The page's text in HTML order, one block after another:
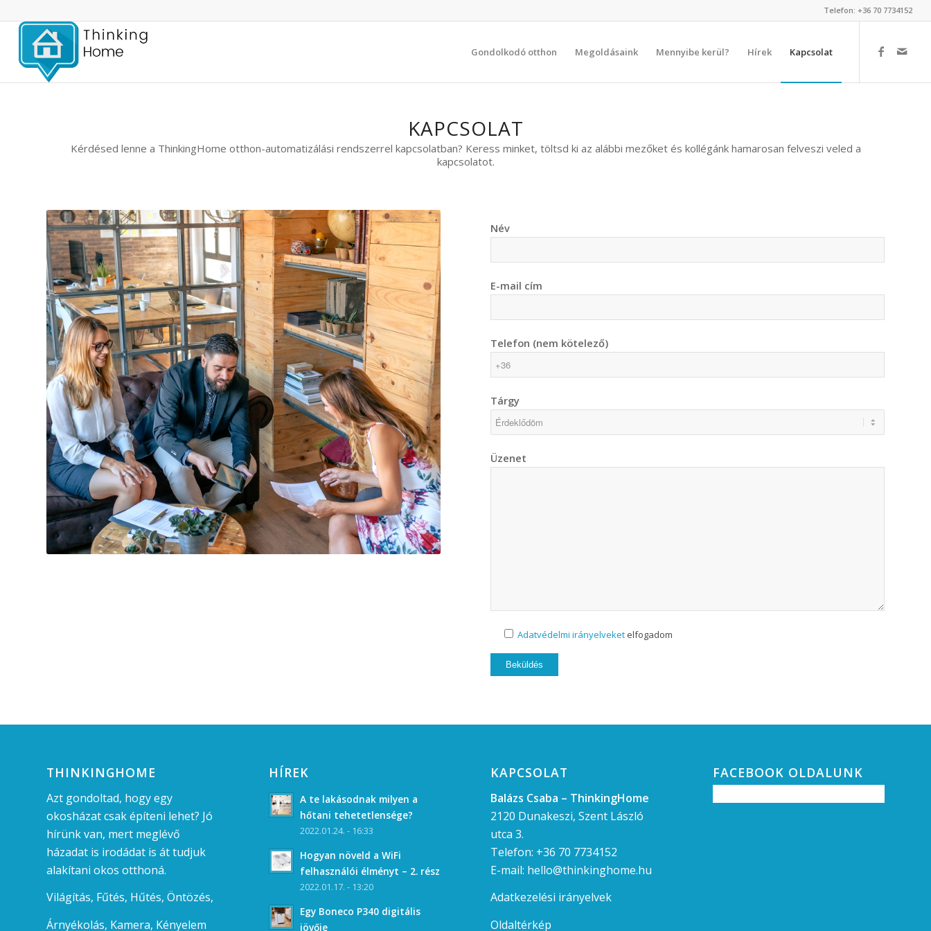
Telefon: +36 70 7734152
Gondolkodó otthon Megoldásaink Mennyibe kerül? Hírek Kapcsolat
KAPCSOLAT
Kérdésed lenne a ThinkingHome otthon-automatizálási rendszerrel kapcsolatban? Keress minket, töltsd ki az alábbi mezőket és kollégánk hamarosan felveszi veled a
kapcsolatot.
Név
E-mail cím
Telefon (nem kötelező)
Tárgy
Üzenet
Adatvédelmi irányelveket elfogadom
THINKINGHOME
Azt gondoltad, hogy egy
okosházat csak építeni lehet? Jó
hírünk van, mert meglévő
házadat is irodádat is át tudjuk
alakítani okos otthoná.
Világítás, Fűtés, Hűtés, Öntözés,
Árnyékolás, Kamera, Kényelem
HÍREK
A te lakásodnak milyen a
hőtani tehetetlensége?
2022.01.24. - 16:33
Hogyan növeld a WiFi
felhasználói élményt – 2. rész
2022.01.17. - 13:20
Egy Boneco P340 digitális
jövője
KAPCSOLAT
Balázs Csaba – ThinkingHome
2120 Dunakeszi, Szent László
utca 3.
Telefon: +36 70 7734152
E-mail: hello@thinkinghome.hu
Adatkezelési irányelvek
Oldaltérkép
FACEBOOK OLDALUNK